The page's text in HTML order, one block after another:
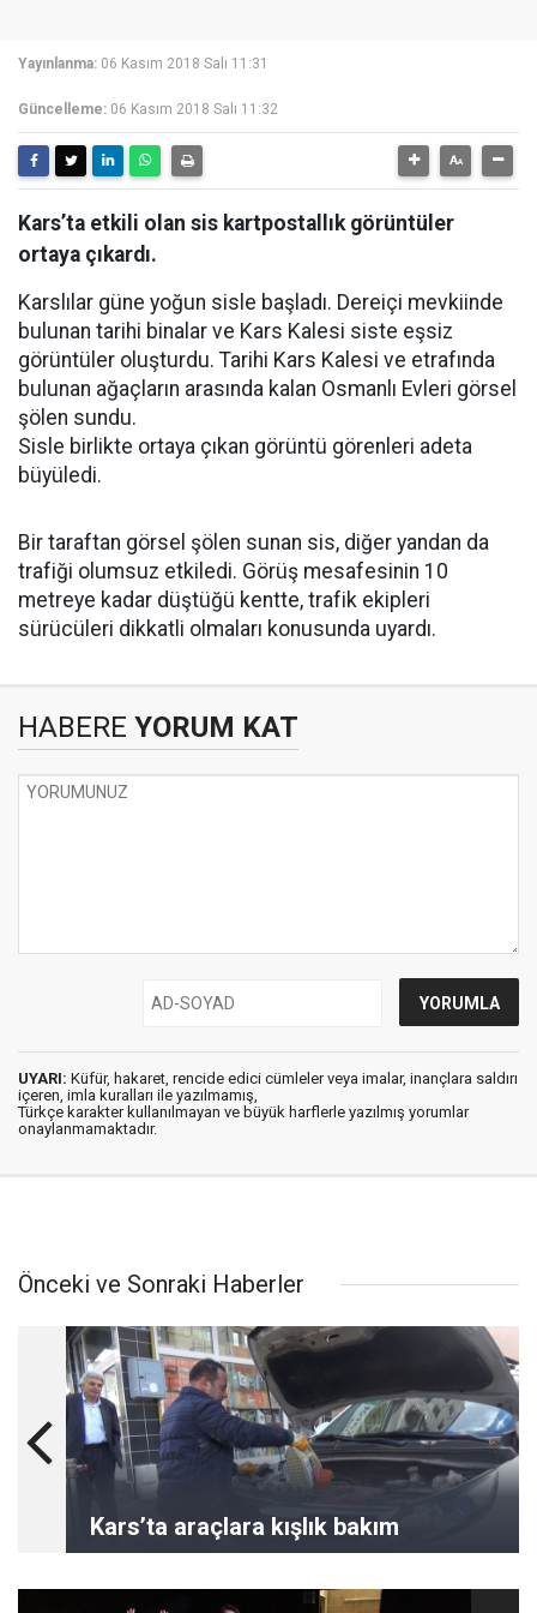
Yayınlanma: 06 Kasım 2018 Salı 11:31
Güncelleme: 06 Kasım 2018 Salı 11:32
Kars’ta etkili olan sis kartpostallık görüntüler
ortaya çıkardı.
Karslılar güne yoğun sisle başladı. Dereiçi mevkiinde
bulunan tarihi binalar ve Kars Kalesi siste eşsiz
görüntüler oluşturdu. Tarihi Kars Kalesi ve etrafında
bulunan ağaçların arasında kalan Osmanlı Evleri görsel
şölen sundu.
Sisle birlikte ortaya çıkan görüntü görenleri adeta
büyüledi.
Bir taraftan görsel şölen sunan sis, diğer yandan da
trafiği olumsuz etkiledi. Görüş mesafesinin 10
metreye kadar düştüğü kentte, trafik ekipleri
sürücüleri dikkatli olmaları konusunda uyardı.
HABERE YORUM KAT
UYARI: Küfür, hakaret, rencide edici cümleler veya imalar, inançlara saldırı
içeren, imla kuralları ile yazılmamış,
Türkçe karakter kullanılmayan ve büyük harflerle yazılmış yorumlar
onaylanmamaktadır.
Önceki ve Sonraki Haberler
Kars’ta araçlara kışlık bakım